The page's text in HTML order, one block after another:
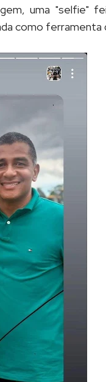
uma "selfie"
como ferramenta